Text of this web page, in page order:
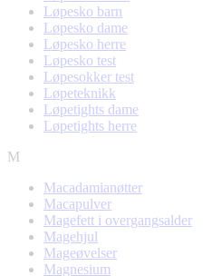
Løpesko barn
Løpesko dame
Løpesko herre
Løpesko test
Løpesokker test
Løpeteknikk
Løpetights dame
Løpetights herre
M
Macadamianøtter
Macapulver
Magefett i overgangsalder
Magehjul
Mageøvelser
Magnesium